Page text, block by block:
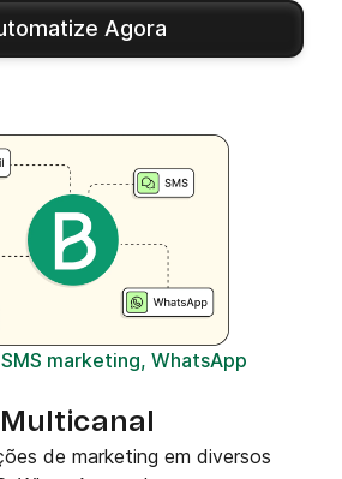
Agora
marketing, WhatsApp
de marketing em diversos